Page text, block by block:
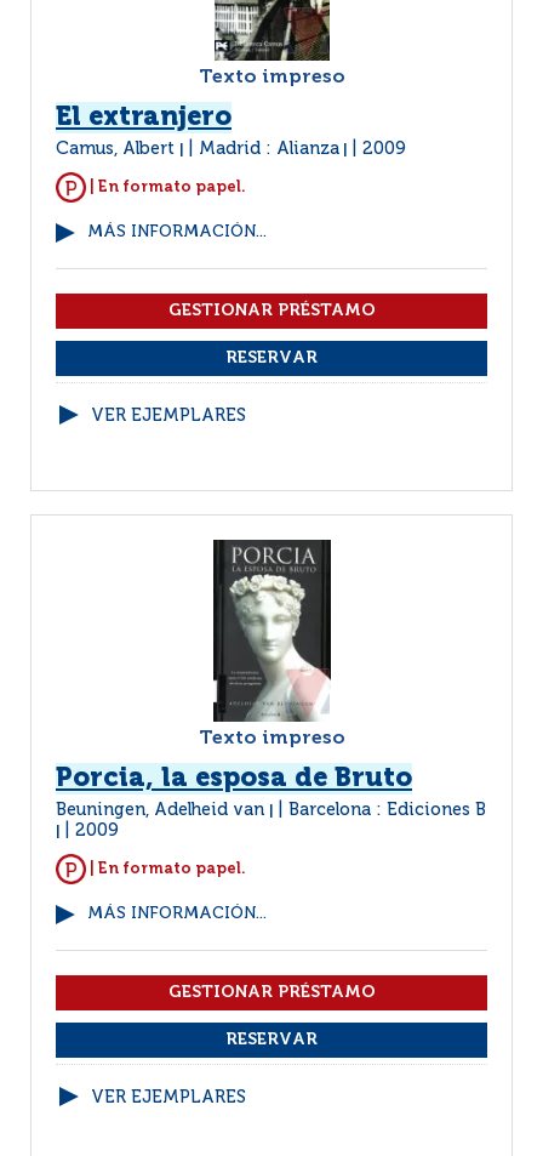
Texto impreso
El extranjero
Camus, Albert Madrid : Alianza 2009
| En formato papel.
MÁS INFORMACIÓN...
VER EJEMPLARES
Texto impreso
Porcia, la esposa de Bruto
Beuningen, Adelheid van Barcelona : Ediciones B
2009
| En formato papel.
MÁS INFORMACIÓN...
VER EJEMPLARES